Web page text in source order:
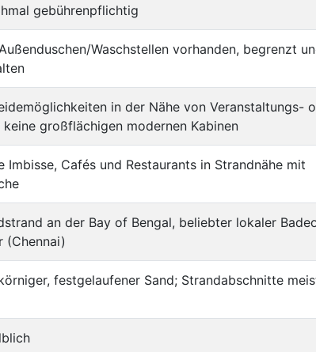
gebührenpflichtig
Waschstellen vorhanden, begrenzt
in der Nähe von Veranstaltungs-
großflächigen modernen Kabinen
Imbisse, Cafés und Restaurants in Strandnähe mit
an der Bay of Bengal, beliebter lokaler
(Chennai)
festgelaufener Sand; Strandabschnitte